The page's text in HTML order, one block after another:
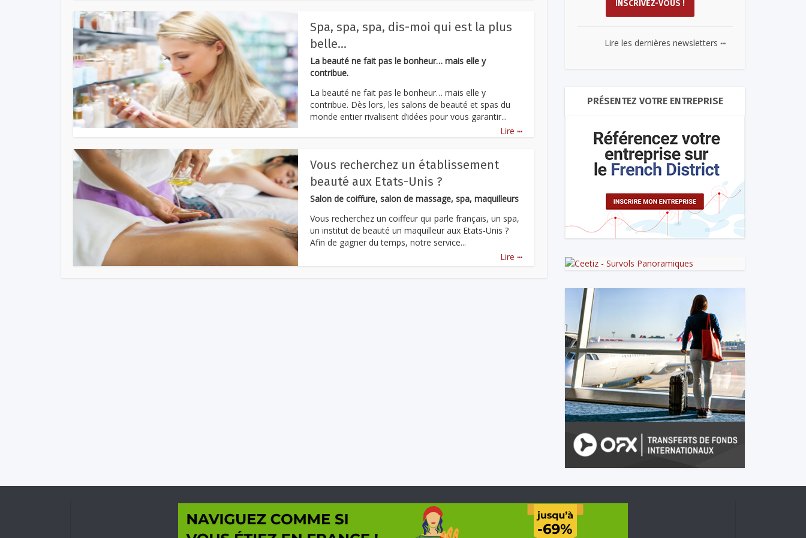
Spa, spa, spa, dis-moi qui est la plus
belle…
La beauté ne fait pas le bonheur… mais elle y
contribue.
La beauté ne fait pas le bonheur… mais elle y
contribue. Dès lors, les salons de beauté et spas du
monde entier rivalisent d’idées pour vous garantir...
Lire ...
Vous recherchez un établissement
beauté aux Etats-Unis ?
Salon de coiffure, salon de massage, spa, maquilleurs
Vous recherchez un coiffeur qui parle français, un spa,
un institut de beauté un maquilleur aux Etats-Unis ?
Afin de gagner du temps, notre service...
Lire ...
Lire les dernières newsletters ...
PRÉSENTEZ VOTRE ENTREPRISE